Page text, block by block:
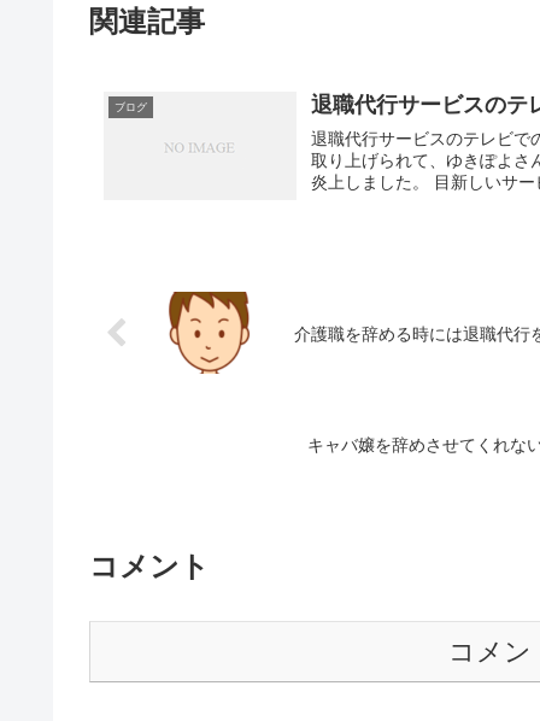
関連記事
ブログ 退職代行サービスのテ
退職代行サービスのテレビで
取り上げられて、ゆきぽよさ
炎上しました。 目新しいサ
介護職を辞める時には退職代行
キャバ嬢を辞めさせてくれな
コメント
コメン